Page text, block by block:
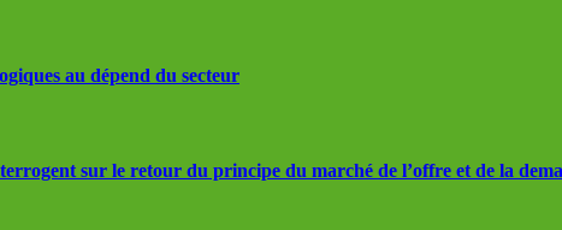
au dépend du secteur
sur le retour du principe du marché de l’offre et de la